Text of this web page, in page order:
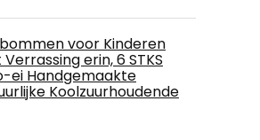
voor Kinderen
erin, 6 STKS
ei Handgemaakte
Koolzuurhoudende